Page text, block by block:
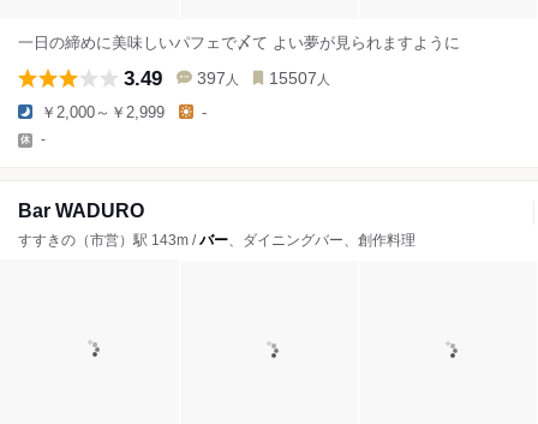
一日の締めに美味しいパフェで〆て よい夢が見られますように
3.49 397 人 15507 人
￥2,000～￥2,999 -
-
Bar WADURO
すすきの（市営）駅 143m /バー、ダイニングバー、創作料理